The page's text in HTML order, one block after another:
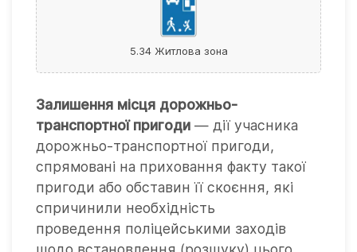
5.34 Житлова зона
Залишення місця дорожньо-
транспортної пригоди — дії учасника
дорожньо-транспортної пригоди,
спрямовані на приховання факту такої
пригоди або обставин її скоєння, які
спричинили необхідність
проведення поліцейськими заходів